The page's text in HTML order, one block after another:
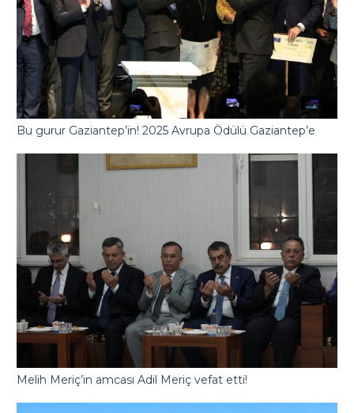
Bu gurur Gaziantep’in! 2025 Avrupa Ödülü Gaziantep’e
Melih Meriç’in amcası Adil Meriç vefat etti!